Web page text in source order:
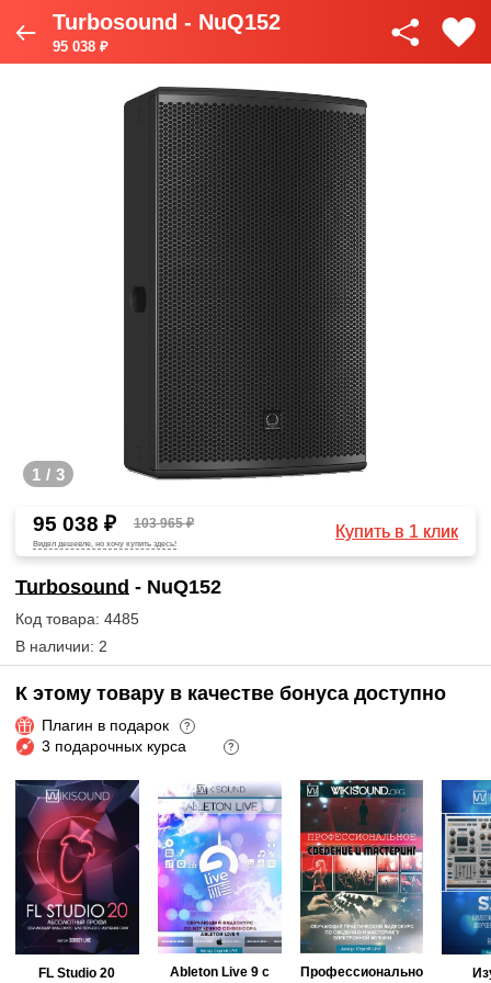
Turbosound - NuQ152
95 038 ₽
1 / 3
95 038 ₽ 103 965 ₽
Видел дешевле, но хочу купить здесь!
Купить в 1 клик
Turbosound - NuQ152
Код товара: 4485
В наличии: 2
К этому товару в качестве бонуса доступно
Плагин в подарок ?
3 подарочных курса ?
FL Studio 20
Ableton Live 9 с
Профессионально